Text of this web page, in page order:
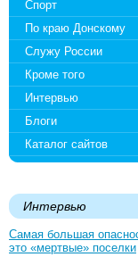
Спорт
По краю Донскому
Служу России
Кроме того
Интервью
Блоги
Каталог сайтов
Интервью
Самая большая
это «мертвые» поселки